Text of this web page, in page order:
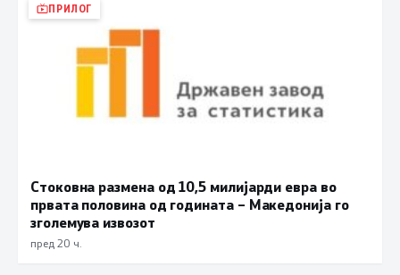
ПРИЛОГ
Стоковна размена од 10,5 милијарди евра во
првата половина од годината – Македонија го
зголемува извозот
пред 20 ч.